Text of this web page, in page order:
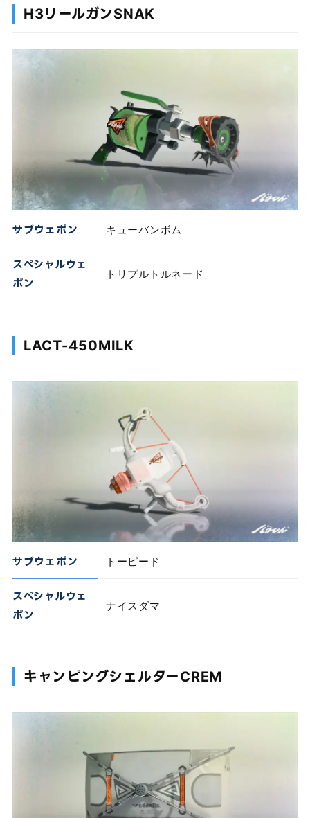
H3リールガンSNAK
サブウェポン キューバンボム
スペシャルウェ
ポン
トリプルトルネード
LACT-450MILK
サブウェポン トーピード
スペシャルウェ
ポン
ナイスダマ
キャンピングシェルターCREM